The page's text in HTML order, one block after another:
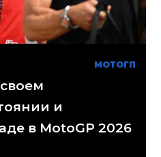
МОТОГП
и
в MotoGP 2026